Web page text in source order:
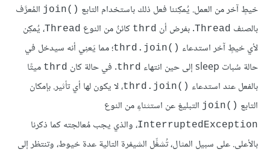
خيطٍ آخر من العمل. يُمكِننا فعل ذلك باستخدام التابع join()‎ المُعرَّف
بالصنف Thread. بفرض أن thrd كائنٌ من النوع Thread، يُمكِن
لأي خيطٍ آخر استدعاء thrd.join()‎؛ مما يَعنِي أنه سيدخل في
حالة سُبات sleep إلى حين انتهاء
thrd. في حالة كان thrd ميتًا
بالفعل عند استدعاء thrd.join()‎، لا يكون لها أي تأثير. بإمكان
التابع join()‎ التبليغ عن استثناءٍ من النوع
InterruptedException، والذي يجب مُعالجته كما ذكرنا
بالأعلى. على سبيل المثال، تُشغِّل الشيفرة التالية عدة خيوط، وتنتظر إلى